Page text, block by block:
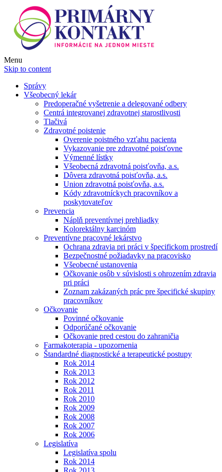
Menu
Skip to content
Správy
Všeobecný lekár
Predoperačné vyšetrenie a delegované odbery
Centrá integrovanej zdravotnej starostlivosti
Tlačivá
Zdravotné poistenie
Overenie poistného vzťahu pacienta
Vykazovanie pre zdravotné poisťovne
Výmenné lístky
Všeobecná zdravotná poisťovňa, a.s.
Dôvera zdravotná poisťovňa, a.s.
Union zdravotná poisťovňa, a.s.
Kódy zdravotníckych pracovníkov a
poskytovateľov
Prevencia
Náplň preventívnej prehliadky
Kolorektálny karcinóm
Preventívne pracovné lekárstvo
Ochrana zdravia pri práci v špecifickom prostredí
Bezpečnostné požiadavky na pracovisko
Všeobecné ustanovenia
Očkovanie osôb v súvislosti s ohrozením zdravia
pri práci
Zoznam zakázaných prác pre špecifické skupiny
pracovníkov
Očkovanie
Povinné očkovanie
Odporúčané očkovanie
Očkovanie pred cestou do zahraničia
Farmakoterapia - upozornenia
Štandardné diagnostické a terapeutické postupy
Rok 2014
Rok 2013
Rok 2012
Rok 2011
Rok 2010
Rok 2009
Rok 2008
Rok 2007
Rok 2006
Legislatíva
Legislatíva spolu
Rok 2014
Rok 2013